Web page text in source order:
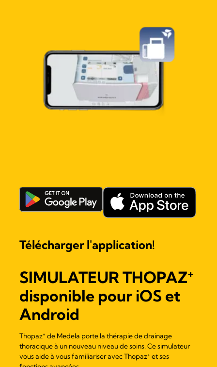
Télécharger l'application!
SIMULATEURTHOPAZ+
disponible pour iOS et
Android
Thopaz+ de Medela porte la thérapie de drainage
thoracique à un nouveau niveau de soins. Ce simulateur
vous aide à vous familiariser avecThopaz+ et ses